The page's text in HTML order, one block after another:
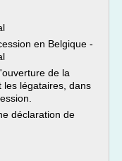
en Belgique -
de la
les légataires, dans
déclaration de